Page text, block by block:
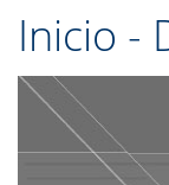
Inicio -